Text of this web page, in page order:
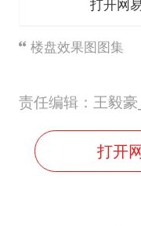
打开网
楼盘效果图图集
责任编辑：王毅
打开